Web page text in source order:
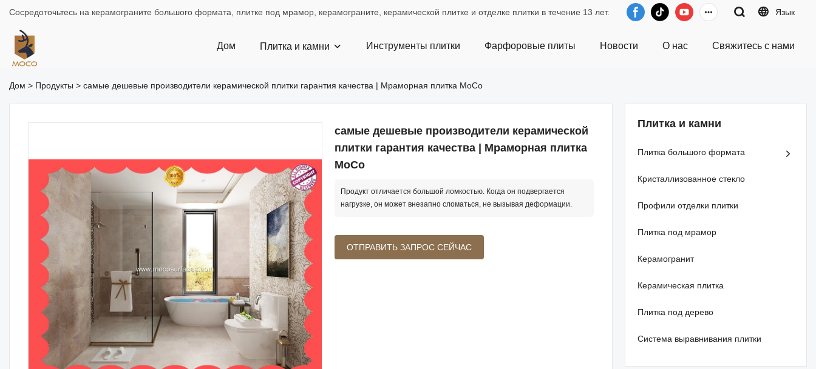
Сосредоточьтесь на керамограните большого формата, плитке под мрамор, керамограните, керамической плитке и отделке плитки в течение 13 лет. Язык
Дом Плитка и камни Инструменты плитки Фарфоровые плиты Новости О нас Свяжитесь с нами
Дом > Продукты > самые дешевые производители керамической плитки гарантия качества | Мраморная плитка MoCo
самые дешевые производители керамической
плитки гарантия качества | Мраморная плитка
MoCo
Продукт отличается большой ломкостью. Когда он подвергается
нагрузке, он может внезапно сломаться, не вызывая деформации.
ОТПРАВИТЬ ЗАПРОС СЕЙЧАС
Плитка и камни
Плитка большого формата
Кристаллизованное стекло
Профили отделки плитки
Плитка под мрамор
Керамогранит
Керамическая плитка
Плитка под дерево
Система выравнивания плитки